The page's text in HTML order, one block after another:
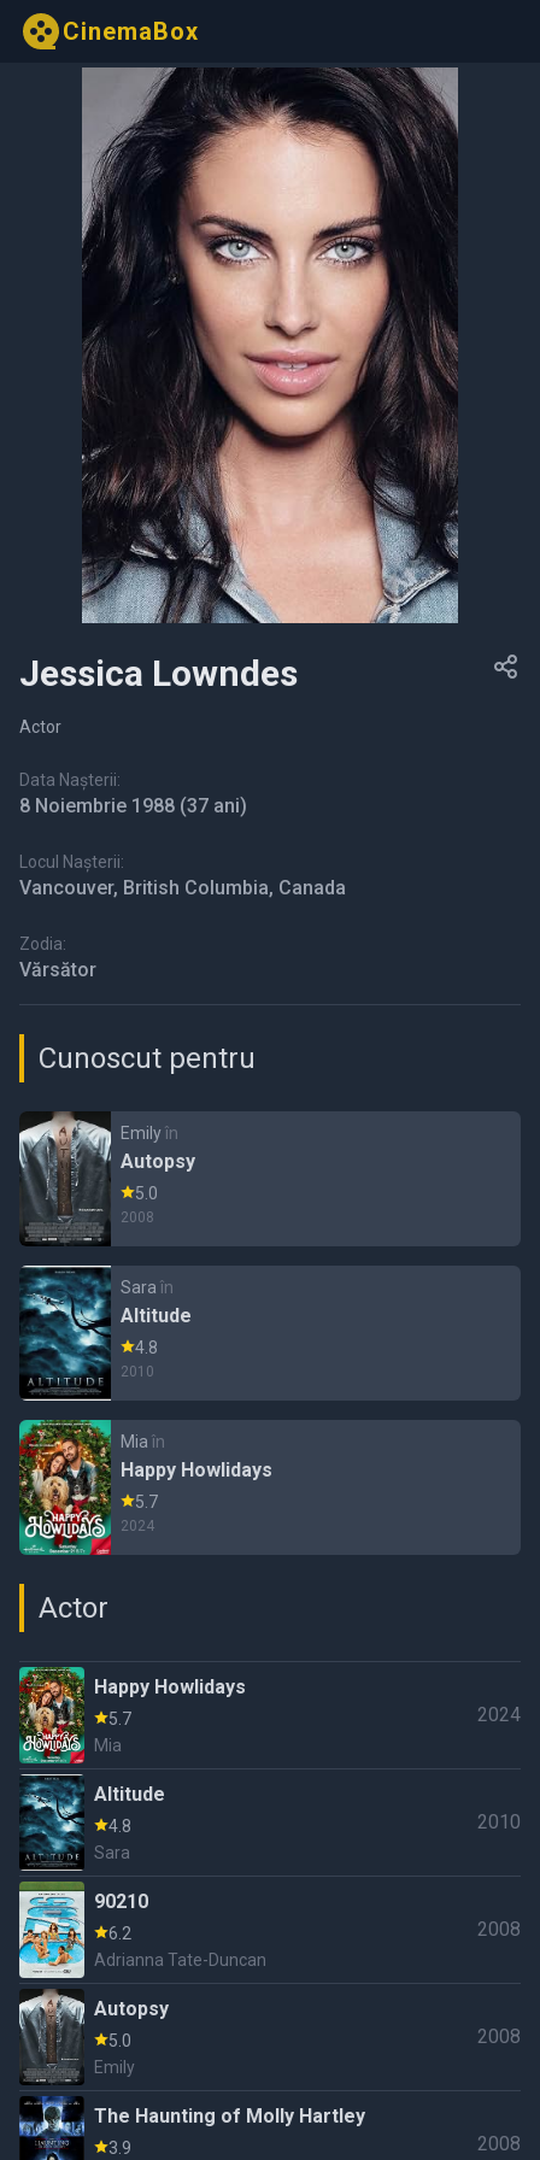
CinemaBox
Jessica Lowndes
Actor
Data Nașterii:
8 Noiembrie 1988 (37 ani)
Locul Nașterii:
Vancouver, British Columbia, Canada
Zodia:
Vărsător
Cunoscut pentru
Emilyîn
Autopsy
5.0
2008
Sara în
Altitude
4.8
2010
Mia în
Happy Howlidays
5.7
2024
Actor
Happy Howlidays
5.7
Mia
2024
Altitude
4.8
Sara
2010
90210
6.2
Adrianna Tate-Duncan
2008
Autopsy
5.0
Emily
2008
The Haunting of Molly Hartley
3.9 2008